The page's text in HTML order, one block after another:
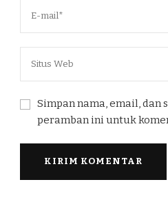
Simpan nama, email, dan
peramban ini untuk